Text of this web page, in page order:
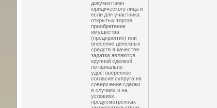
документами
юридического лица и
если для участника
открытых торгов
приобретение
имущества
(предприятия) или
внесение денежных
средств в качестве
задатка являются
крупной сделкой;
нотариально
удостоверенное
согласие супруга на
совершение сделки
в случаях и на
условиях,
предусмотренных